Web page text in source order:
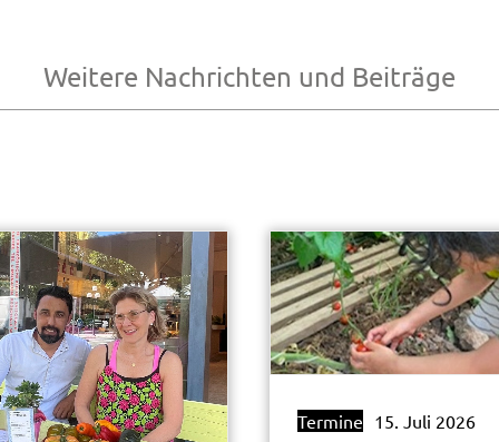
Weitere Nachrichten und Beiträge
Termine 15. Juli 2026